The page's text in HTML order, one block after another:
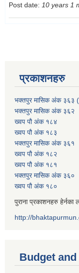
Post date: 10 years 1
प्रकाशनहरु
भक्तपुर मासिक अंक ३६३
भक्तपुर मासिक अंक ३६२
ख्वप पौ अंक १८४
ख्वप पौ अंक १८३
भक्तपुर मासिक अंक ३६१
ख्वप पौ अंक १८२
ख्वप पौ अंक १८१
भक्तपुर मासिक अंक ३६०
ख्वप पौ अंक १८०
पुराना प्रकाशनहरु हेर्नका
http://
Budget